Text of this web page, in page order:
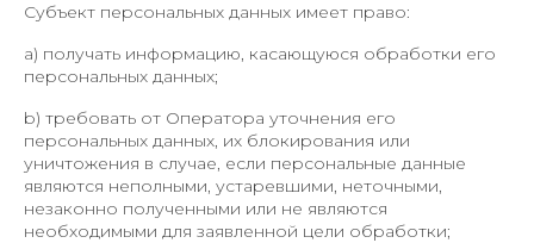
Субъект персональных данных имеет право:
a) получать информацию, касающуюся обработки его
персональных данных;
b) требовать от Оператора уточнения его
персональных данных, их блокирования или
уничтожения в случае, если персональные данные
являются неполными, устаревшими, неточными,
незаконно полученными или не являются
необходимыми для заявленной цели обработки;